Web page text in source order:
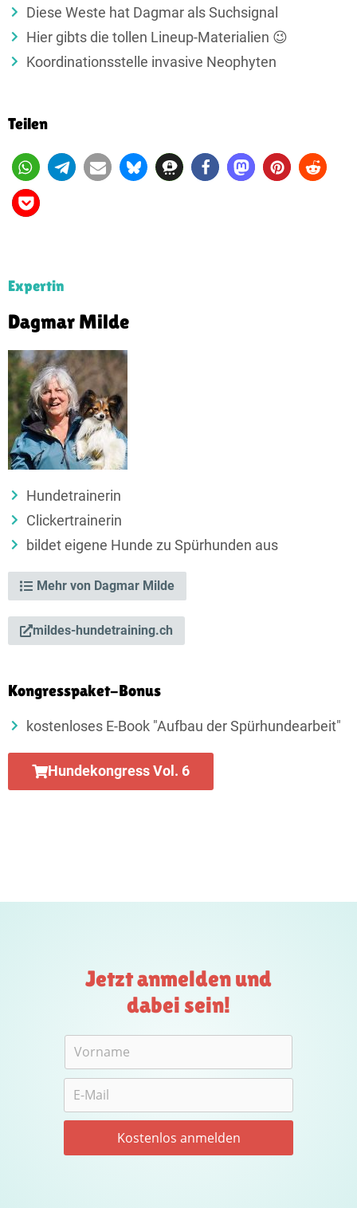
Diese Weste hat Dagmar als Suchsignal
Hier gibts die tollen Lineup-Materialien 😉
Koordinationsstelle invasive Neophyten
Teilen
Expertin
Dagmar Milde
Hundetrainerin
Clickertrainerin
bildet eigene Hunde zu Spürhunden aus
Mehr von Dagmar Milde
mildes-hundetraining.ch
Kongresspaket-Bonus
kostenloses E-Book "Aufbau der Spürhundearbeit"
Hundekongress Vol. 6
Jetzt anmelden und
dabei sein!